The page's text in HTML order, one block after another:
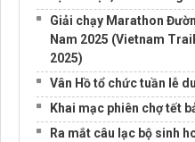
Giải chạy Marathon
Nam 2025 (Vietnam
2025)
Vân Hồ tổ chức tuần lễ
Khai mạc phiên chợ tết
Ra mắt câu lạc bộ sinh